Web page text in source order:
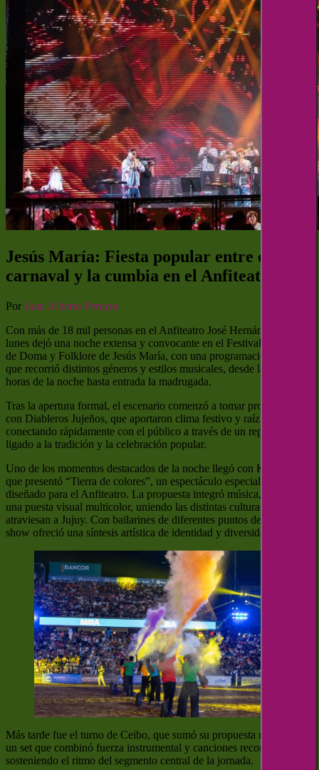
Jesús María: Fiesta popular entre el
carnaval y la cumbia en el Anfiteatro
Por Juan Alberto Pereyra
Con más de 18 mil personas en el Anfiteatro José Hernández, el
lunes dejó una noche extensa y convocante en el Festival Nacional
de Doma y Folklore de Jesús María, con una programación artística
que recorrió distintos géneros y estilos musicales, desde las primeras
horas de la noche hasta entrada la madrugada.
Tras la apertura formal, el escenario comenzó a tomar protagonismo
con Diableros Jujeños, que aportaron clima festivo y raíz norteña,
conectando rápidamente con el público a través de un repertorio
ligado a la tradición y la celebración popular.
Uno de los momentos destacados de la noche llegó con Kepianco,
que presentó “Tierra de colores”, un espectáculo especialmente
diseñado para el Anfiteatro. La propuesta integró música, danza y
una puesta visual multicolor, uniendo las distintas culturas que
atraviesan a Jujuy. Con bailarines de diferentes puntos del país, el
show ofreció una síntesis artística de identidad y diversidad cultural.
Más tarde fue el turno de Ceibo, que sumó su propuesta musical con
un set que combinó fuerza instrumental y canciones reconocidas,
sosteniendo el ritmo del segmento central de la jornada.